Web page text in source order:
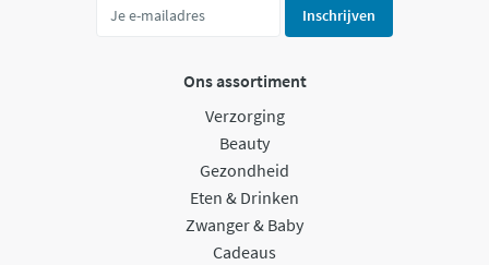
Inschrijven
Ons assortiment
Verzorging
Beauty
Gezondheid
Eten & Drinken
Zwanger & Baby
Cadeaus